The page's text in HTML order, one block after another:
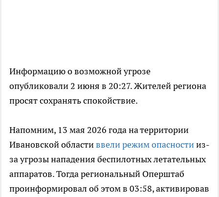
Информацию о возможной угрозе
опубликовали 2 июня в 20:27. Жителей региона
просят сохранять спокойствие.
Напомним, 13 мая 2026 года на территории
Ивановской областиввели режим опасностииз-
за угрозы нападения беспилотных летательных
аппаратов. Тогда региональный Оперштаб
проинформировал об этом в 03:58, активировав